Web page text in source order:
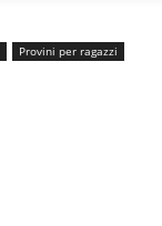
Provini per ragazzi